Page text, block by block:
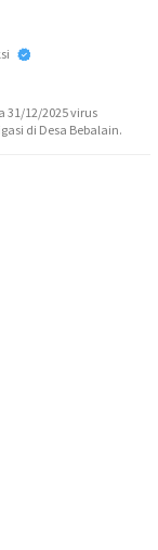
31/12/2025 virus
di Desa Bebalain.